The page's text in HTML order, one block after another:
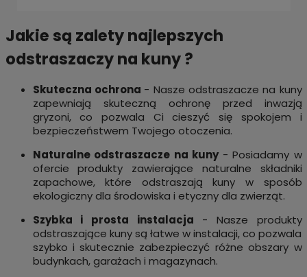
Jakie są zalety najlepszych
odstraszaczy na kuny ?
Skuteczna ochrona - Nasze odstraszacze na kuny
zapewniają skuteczną ochronę przed inwazją
gryzoni, co pozwala Ci cieszyć się spokojem i
bezpieczeństwem Twojego otoczenia.
Naturalne odstraszacze na kuny - Posiadamy w
ofercie produkty zawierające naturalne składniki
zapachowe, które odstraszają kuny w sposób
ekologiczny dla środowiska i etyczny dla zwierząt.
Szybka i prosta instalacja - Nasze produkty
odstraszające kuny są łatwe w instalacji, co pozwala
szybko i skutecznie zabezpieczyć różne obszary w
budynkach, garażach i magazynach.